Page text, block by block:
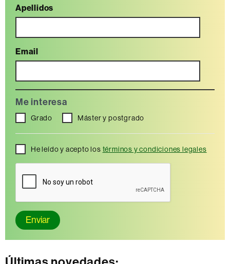
Apellidos
Email
Me interesa
Grado Máster y postgrado
He leído y acepto los términos y condiciones legales
Enviar